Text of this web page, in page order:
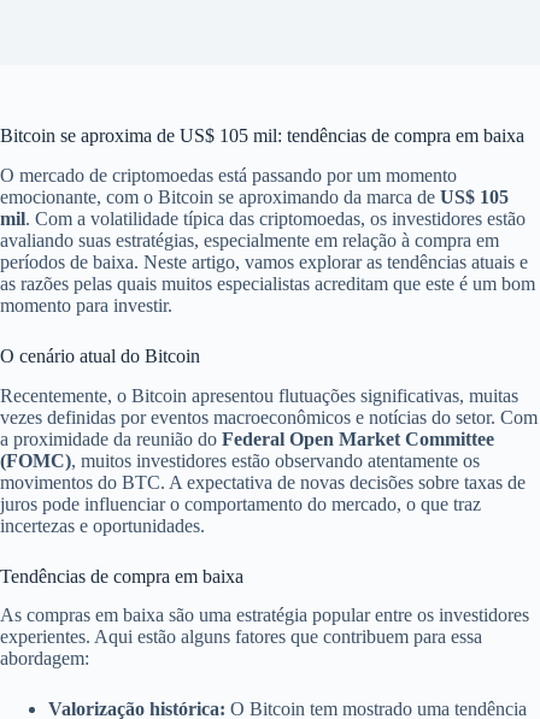
Bitcoin se aproxima de US$ 105 mil: tendências de compra em baixa
O mercado de criptomoedas está passando por um momento
emocionante, com o Bitcoin se aproximando da marca de US$ 105
mil. Com a volatilidade típica das criptomoedas, os investidores estão
avaliando suas estratégias, especialmente em relação à compra em
períodos de baixa. Neste artigo, vamos explorar as tendências atuais e
as razões pelas quais muitos especialistas acreditam que este é um bom
momento para investir.
O cenário atual do Bitcoin
Recentemente, o Bitcoin apresentou flutuações significativas, muitas
vezes definidas por eventos macroeconômicos e notícias do setor. Com
a proximidade da reunião do Federal Open Market Committee
(FOMC), muitos investidores estão observando atentamente os
movimentos do BTC. A expectativa de novas decisões sobre taxas de
juros pode influenciar o comportamento do mercado, o que traz
incertezas e oportunidades.
Tendências de compra em baixa
As compras em baixa são uma estratégia popular entre os investidores
experientes. Aqui estão alguns fatores que contribuem para essa
abordagem:
Valorização histórica: O Bitcoin tem mostrado uma tendência